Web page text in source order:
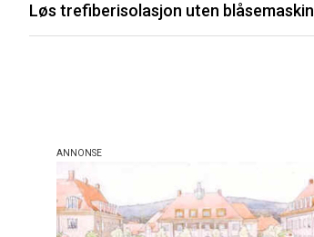
Løs trefiberisolasjon uten blåsemaskin